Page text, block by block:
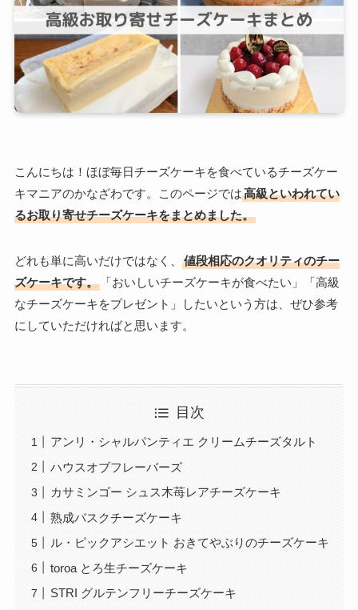
こんにちは！ほぼ毎日チーズケーキを食べているチーズケー
キマニアのかなざわです。このページでは高級といわれてい
るお取り寄せチーズケーキをまとめました。
どれも単に高いだけではなく、
値段相応のクオリティのチー
ズケーキです。「おいしいチーズケーキが食べたい」「高級
なチーズケーキをプレゼント」したいという方は、ぜひ参考
にしていただければと思います。
目次
アンリ・シャルパンティエ クリームチーズタルト
ハウスオブフレーバーズ
カサミンゴー シュス木苺レアチーズケーキ
熟成バスクチーズケーキ
ル・ピックアシエット おきてやぶりのチーズケーキ
toroa とろ生チーズケーキ
STRI グルテンフリーチーズケーキ